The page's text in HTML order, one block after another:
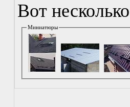
Вот
Миниатюры